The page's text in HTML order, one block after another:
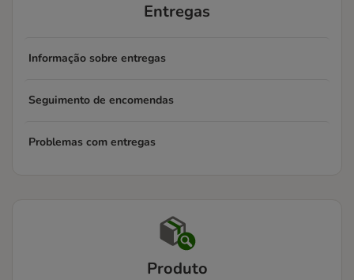
Entregas
Informação sobre entregas
Seguimento de encomendas
Problemas com entregas
Produto